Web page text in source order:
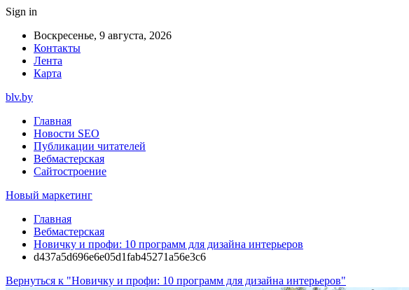
Sign in
Воскресенье, 9 августа, 2026
Контакты
Лента
Карта
blv.by
Главная
Новости SEO
Публикации читателей
Вебмастерская
Сайтостроение
Новый маркетинг
Главная
Вебмастерская
Новичку и профи: 10 программ для дизайна интерьеров
d437a5d696e6e05d1fab45271a56e3c6
Вернуться к "Новичку и профи: 10 программ для дизайна интерьеров"